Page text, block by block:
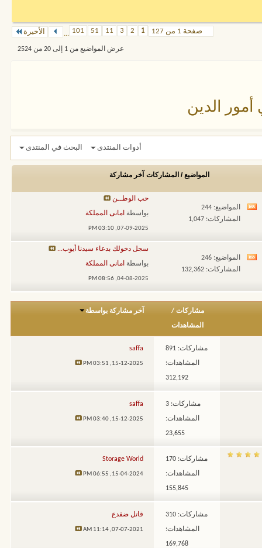
صفحة 1 من 127 1
2
3
11
51
101
... الأخيرة
عرض المواضيع من 1 إلى 20 من 2524
أمور الدين
أدوات المنتدى البحث في المنتدى
المواضيع / المشاركات آخر مشاركة
مشاهدة
هذا
المنتدى
المواضيع: 244
المشاركات: 1,047
حب الوطــن
بواسطة امانى المملكة
07-09-2025,
03:10 PM
مشاهدة
هذا
المواضيع: 246
المشاركات: 132,362
سجل دخولك بدعاء سيدنا أيوب...
بواسطة امانى المملكة
04-08-2025,
08:56 PM
مشاركات /
المشاهدات
آخر مشاركة بواسطة
مشاركات: 891
المشاهدات:
312,192
saffa
15-12-2025,
03:51 PM
مشاركات: 3
المشاهدات:
23,655
saffa
15-12-2025,
03:40 PM
مشاركات: 170
المشاهدات:
155,845
Storage World
15-04-2024,
06:55 PM
مشاركات: 310
المشاهدات:
169,768
قاتل ضفدع
07-07-2021,
11:14 AM